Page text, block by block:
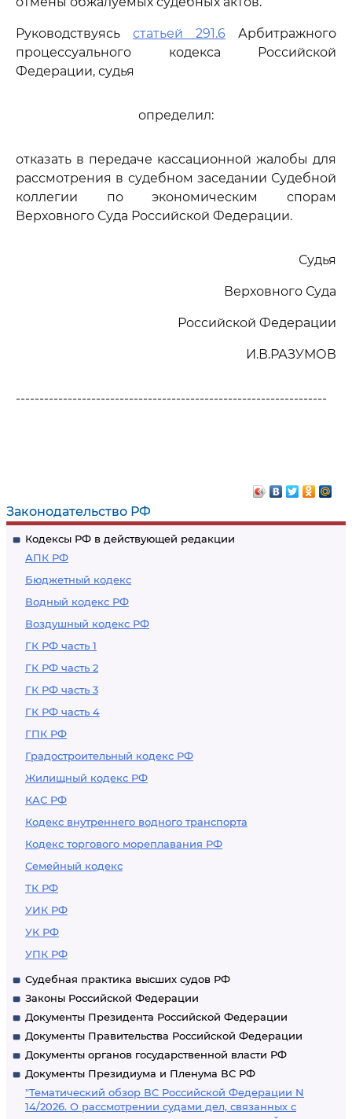
Законодательство РФ
Кодексы РФ в действующей редакции
АПК РФ
Бюджетный кодекс
Водный кодекс РФ
Воздушный кодекс РФ
ГК РФ часть 1
ГК РФ часть 2
ГК РФ часть 3
ГК РФ часть 4
ГПК РФ
Градостроительный кодекс РФ
Жилищный кодекс РФ
КАС РФ
Кодекс внутреннего водного транспорта
Кодекс торгового мореплавания РФ
Семейный кодекс
ТК РФ
УИК РФ
УК РФ
УПК РФ
Судебная практика высших судов РФ
Законы Российской Федерации
Документы Президента Российской Федерации
Документы Правительства Российской Федерации
Документы органов государственной власти РФ
Документы Президиума и Пленума ВС РФ
"Тематический обзор ВС Российской Федерации N
14/2026. О рассмотрении судами дел, связанных с
Руководствуясь статьей 291.6 Арбитражного
процессуального кодекса Российской
Федерации, судья
определил:
отказать в передаче кассационной жалобы для
рассмотрения в судебном заседании Судебной
коллегии по экономическим спорам
Верховного Суда Российской Федерации.
Судья
Верховного Суда
Российской Федерации
И.В.РАЗУМОВ
------------------------------------------------------------------